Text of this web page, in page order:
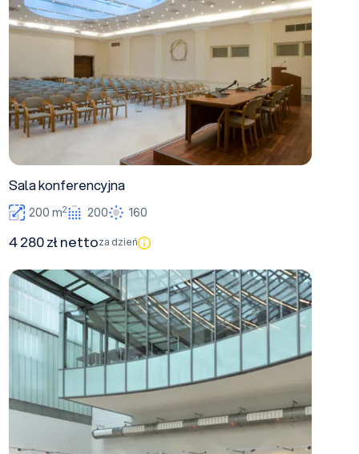
Sala konferencyjna
200 m2 200 160
4 280 zł nettoza dzień
Patio